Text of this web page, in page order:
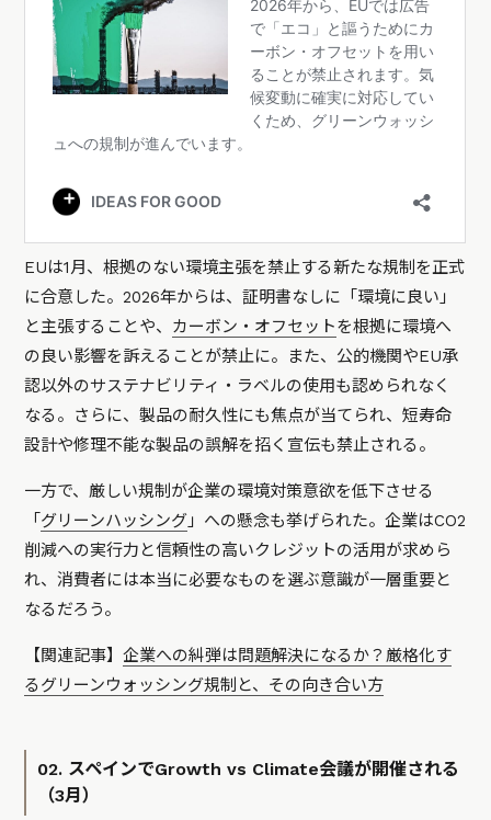
EUは1月、根拠のない環境主張を禁止する新たな規制を正式
に合意した。2026年からは、証明書なしに「環境に良い」
と主張することや、 カーボン・オフセットを根拠に環境へ
の良い影響を訴えることが禁止に。また、公的機関やEU承
認以外のサステナビリティ・ラベルの使用も認められなく
なる。さらに、製品の耐久性にも焦点が当てられ、短寿命
設計や修理不能な製品の誤解を招く宣伝も禁止される。
一方で、厳しい規制が企業の環境対策意欲を低下させる
「 グリーンハッシング 」への懸念も挙げられた。企業はCO2
削減への実行力と信頼性の高いクレジットの活用が求めら
れ、消費者には本当に必要なものを選ぶ意識が一層重要と
なるだろう。
【関連記事】企業への糾弾は問題解決になるか？厳格化す
るグリーンウォッシング規制と、その向き合い方
02. スペインでGrowth vs Climate会議が開催される
（3月）